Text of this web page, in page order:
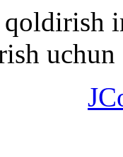
qoldirish